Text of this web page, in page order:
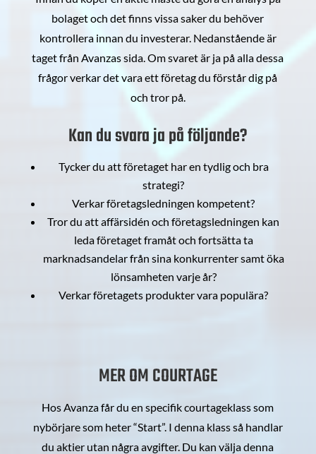
bolaget och det finns vissa saker du behöver
kontrollera innan du investerar. Nedanstående är
taget från Avanzas sida. Om svaret är ja på alla dessa
frågor verkar det vara ett företag du förstår dig på
och tror på.
Kan du svara ja på följande?
Tycker du att företaget har en tydlig och bra
strategi?
Verkar företagsledningen kompetent?
Tror du att affärsidén och företagsledningen kan
leda företaget framåt och fortsätta ta
marknadsandelar från sina konkurrenter samt öka
lönsamheten varje år?
Verkar företagets produkter vara populära?
MER OM COURTAGE
Hos Avanza får du en specifik courtageklass som
nybörjare som heter “Start”. I denna klass så handlar
du aktier utan några avgifter. Du kan välja denna